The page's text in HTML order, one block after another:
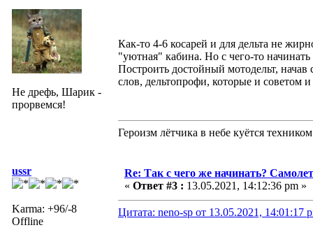
Не дрефь, Шарик -
прорвемся!
Как-то 4-6 косарей и для дельта не
"уютная" кабина. Но с чего-то
Построить достойный мотодельт,
слов, дельтопрофи, которые и советом
Героизм лётчика в небе куётся
ussr
Karma: +96/-8
Offline
Re: Так с чего же начинать?
« Ответ #3 : 13.05.2021, 14:12:36 pm »
Цитата: neno-sp от 13.05.2021, 14:01:17